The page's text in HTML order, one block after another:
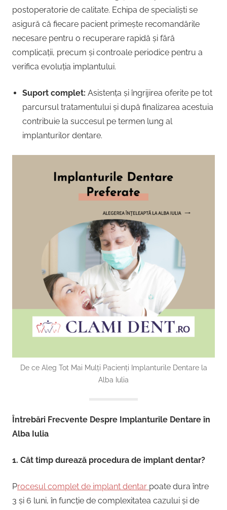
postoperatorie de calitate. Echipa de specialiști se
asigură că fiecare pacient primește recomandările
necesare pentru o recuperare rapidă și fără
complicații, precum și controale periodice pentru a
verifica evoluția implantului.
Suport complet: Asistența și îngrijirea oferite pe tot
parcursul tratamentului și după finalizarea acestuia
contribuie la succesul pe termen lung al
implanturilor dentare.
De ce Aleg Tot Mai Mulți Pacienți Implanturile Dentare la
Alba Iulia
Întrebări Frecvente Despre Implanturile Dentare în
Alba Iulia
1. Cât timp durează procedura de implant dentar?
Procesul complet de implant dentar poate dura între
3 și 6 luni, în funcție de complexitatea cazului și de